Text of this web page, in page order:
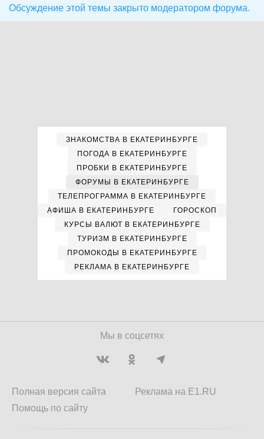
Обсуждение этой темы закрыто модератором форума.
ЗНАКОМСТВА В ЕКАТЕРИНБУРГЕ
ПОГОДА В ЕКАТЕРИНБУРГЕ
ПРОБКИ В ЕКАТЕРИНБУРГЕ
ФОРУМЫ В ЕКАТЕРИНБУРГЕ
ТЕЛЕПРОГРАММА В ЕКАТЕРИНБУРГЕ
АФИША В ЕКАТЕРИНБУРГЕ
ГОРОСКОП
КУРСЫ ВАЛЮТ В ЕКАТЕРИНБУРГЕ
ТУРИЗМ В ЕКАТЕРИНБУРГЕ
ПРОМОКОДЫ В ЕКАТЕРИНБУРГЕ
РЕКЛАМА В ЕКАТЕРИНБУРГЕ
Мы в соцсетях
Полная версия сайта
Помощь по сайту
Реклама на E1.RU